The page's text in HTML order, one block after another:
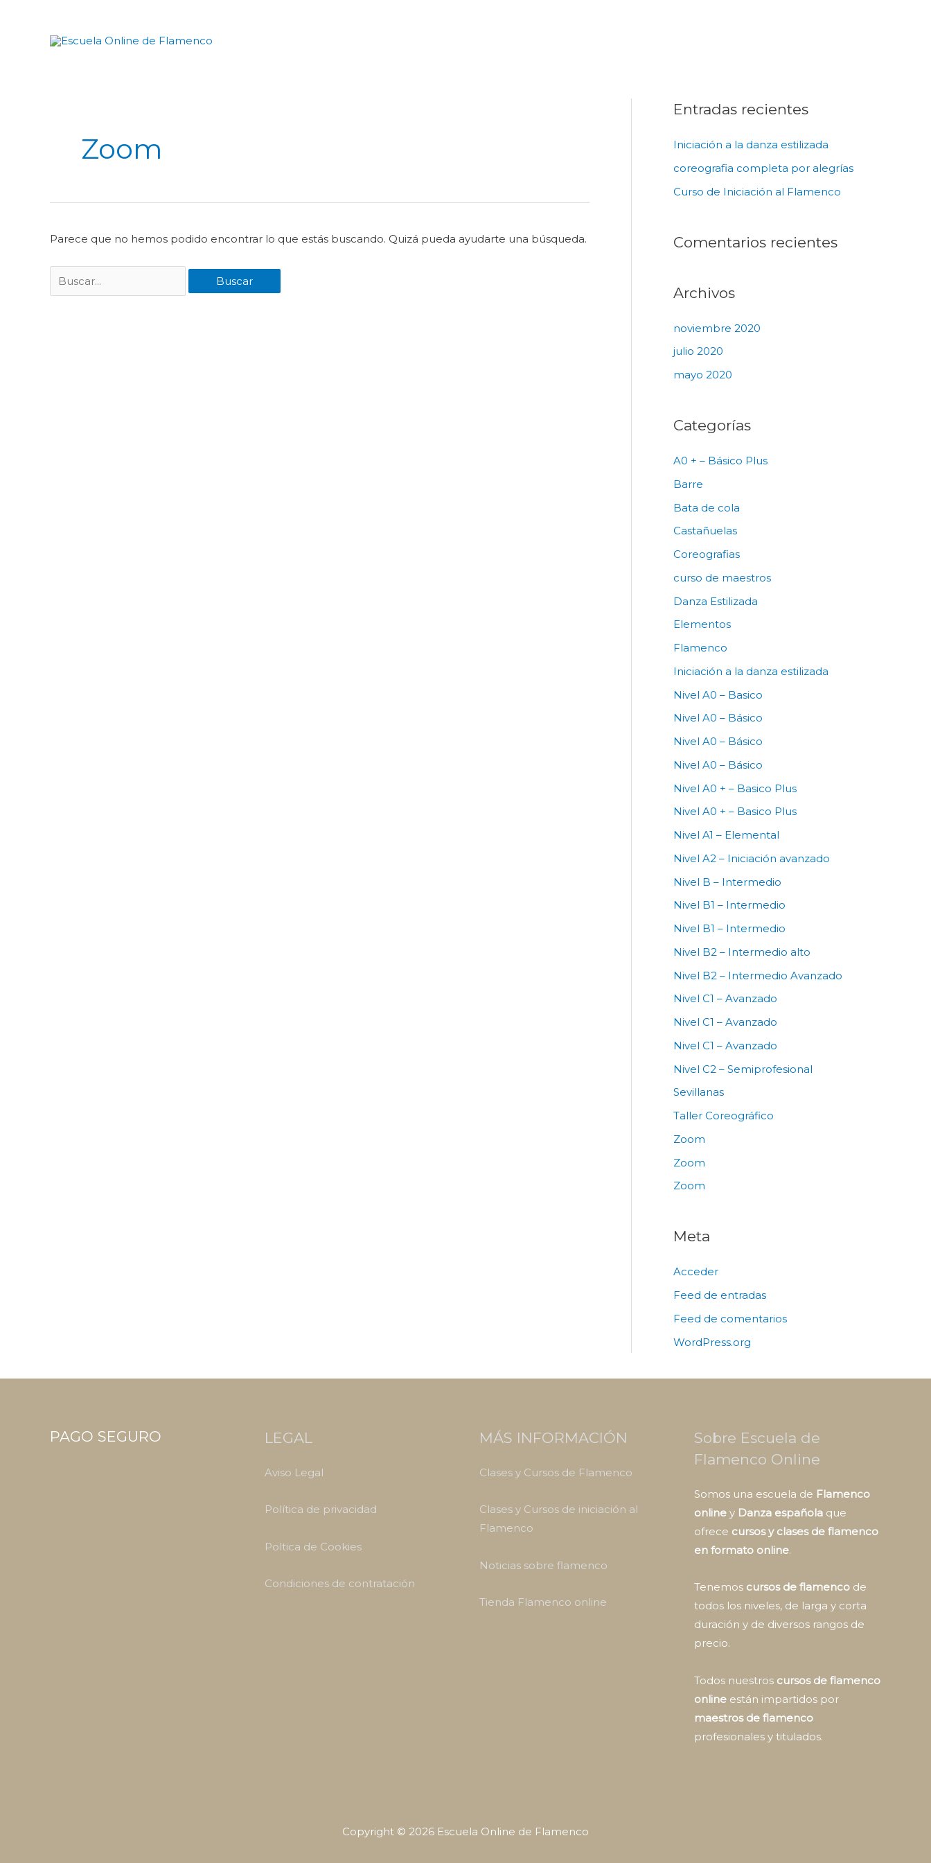
contenido
Zoom
Parece que no hemos podido encontrar lo que estás buscando. Quizá pueda ayudarte una búsqueda.
Entradas recientes
Iniciación a la danza estilizada
coreografia completa por alegrías
Curso de Iniciación al Flamenco
Comentarios recientes
Archivos
noviembre 2020
julio 2020
mayo 2020
Categorías
A0 + – Básico Plus
Barre
Bata de cola
Castañuelas
Coreografias
curso de maestros
Danza Estilizada
Elementos
Flamenco
Iniciación a la danza estilizada
Nivel A0 – Basico
Nivel A0 – Básico
Nivel A0 – Básico
Nivel A0 – Básico
Nivel A0 + – Basico Plus
Nivel A0 + – Basico Plus
Nivel A1 – Elemental
Nivel A2 – Iniciación avanzado
Nivel B – Intermedio
Nivel B1 – Intermedio
Nivel B1 – Intermedio
Nivel B2 – Intermedio alto
Nivel B2 – Intermedio Avanzado
Nivel C1 – Avanzado
Nivel C1 – Avanzado
Nivel C1 – Avanzado
Nivel C2 – Semiprofesional
Sevillanas
Taller Coreográfico
Zoom
Zoom
Zoom
Meta
Acceder
Feed de entradas
Feed de comentarios
WordPress.org
PAGO SEGURO LEGAL
Aviso Legal
Política de privacidad
Poltica de Cookies
Condiciones de contratación
MÁS INFORMACIÓN
Clases y Cursos de Flamenco
Clases y Cursos de iniciación al
Flamenco
Noticias sobre flamenco
Tienda Flamenco online
Sobre Escuela de
Flamenco Online
Somos una escuela de Flamenco
online y Danza española que
ofrece cursos y clases de flamenco
en formato online.
Tenemos cursos de flamenco de
todos los niveles, de larga y corta
duración y de diversos rangos de
precio.
Todos nuestros cursos de flamenco
online están impartidos por
maestros de flamenco
profesionales y titulados.
Copyright © 2026 Escuela Online de Flamenco